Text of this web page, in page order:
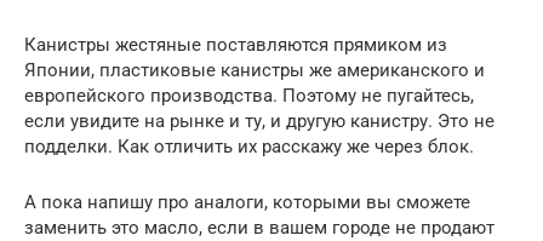
Канистры жестяные поставляются прямиком из
Японии, пластиковые канистры же американского и
европейского производства. Поэтому не пугайтесь,
если увидите на рынке и ту, и другую канистру. Это не
подделки. Как отличить их расскажу же через блок.
А пока напишу про аналоги, которыми вы сможете
заменить это масло, если в вашем городе не продают